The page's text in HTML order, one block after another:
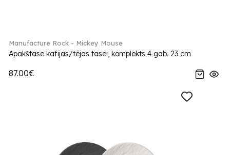
Manufacture Rock - Mickey Mouse
Apakštase kafijas/tējas tasei, komplekts 4 gab. 23 cm
87.00€